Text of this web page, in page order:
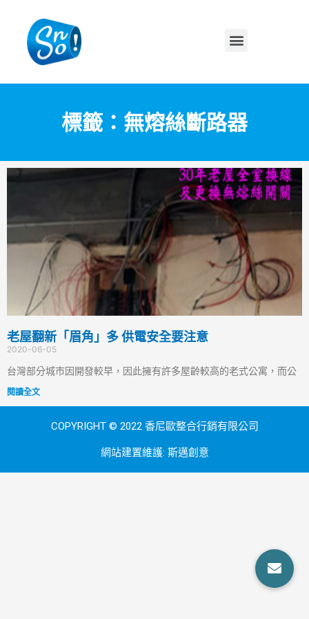
標籤：無熔絲斷路器
老屋翻新「眉角」多 供電安全要注意
2020-06-05
台灣部分城市因開發較早，因此擁有許多屋齡較高的老式公寓，而公
閱讀全文
COPYRIGHT © 2022 香尼歐整合行銷有限公司
網站建置維護: 斯邁創意